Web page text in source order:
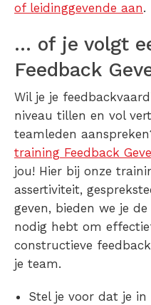
of leidinggevende aan.
… of je volgt
Feedback
Wil je je
niveau tillen en vol
teamleden
training Feedback
jou! Hier bij onze
assertiviteit,
geven, bieden we je
nodig hebt om
constructieve
je team.
Stel je voor dat je